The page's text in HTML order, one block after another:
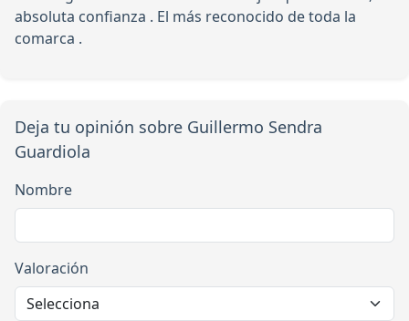
absoluta confianza . El más reconocido de toda la
comarca .
Deja tu opinión sobre Guillermo Sendra
Guardiola
Nombre
Valoración